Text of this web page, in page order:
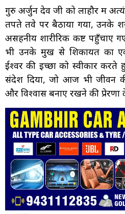
गुरु अर्जुन देव जी को लाहौर में
तपते तवे पर बैठाया गया, उनके
असहनीय शारीरिक कष्ट पहुँचाए
भी उनके मुख से शिकायत का एक
ईश्वर की इच्छा को स्वीकार करते
संदेश दिया, जो आज भी जीवन
और विश्वास बनाए रखने की प्रेरणा